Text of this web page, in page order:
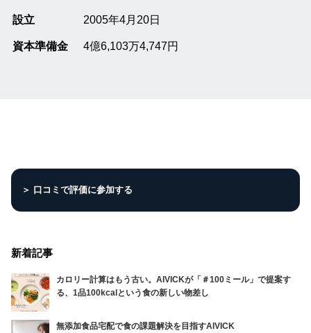
設立 2005年4月20日
資本準備金 4億6,103万4,747円
＞ 口コミで評価に参加する
新着記事
カロリー計算はもう古い。AIVICKが「＃100ミール」で提案す
る、1品100kcalという食の新しい物差し
無添加食品宅配で食の課題解決を目指すAIVICK